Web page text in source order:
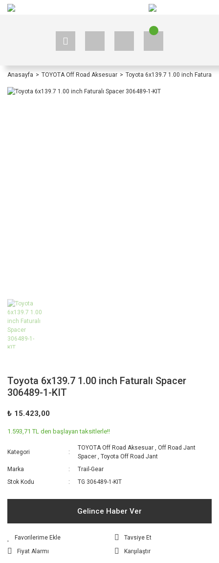
Anasayfa TOYOTA Off Road Aksesuar Toyota 6x139.7 1.00 inch Faturalı
Toyota 6x139.7 1.00 inch Faturalı Spacer
306489-1-KIT
₺ 15.423,00
1.593,71 TL den başlayan taksitlerle!!
Kategori
TOYOTA Off Road Aksesuar ,Off Road Jant
Spacer
,Toyota Off Road Jant
Marka
Trail-Gear
Stok Kodu
TG 306489-1-KIT
Gelince Haber Ver
Tavsiye Et
Fiyat Alarmı
Karşılaştır